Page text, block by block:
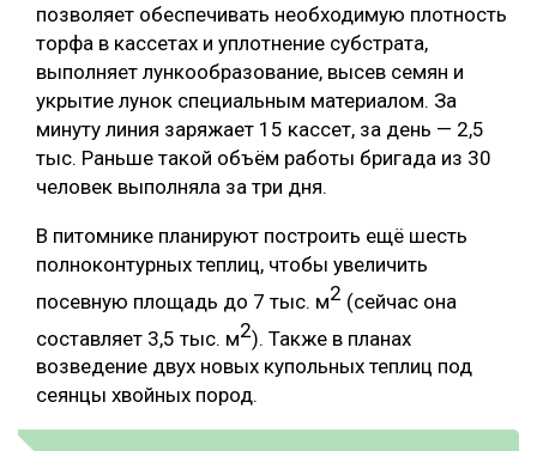
позволяет обеспечивать необходимую плотность
торфа в кассетах и уплотнение субстрата,
выполняет лункообразование, высев семян и
укрытие лунок специальным материалом. За
минуту линия заряжает 15 кассет, за день — 2,5
тыс. Раньше такой объём работы бригада из 30
человек выполняла за три дня.
В питомнике планируют построить ещё шесть
полноконтурных теплиц, чтобы увеличить
посевную площадь до 7 тыс. м2 (сейчас она
составляет 3,5 тыс. м2). Также в планах
возведение двух новых купольных теплиц под
сеянцы хвойных пород.